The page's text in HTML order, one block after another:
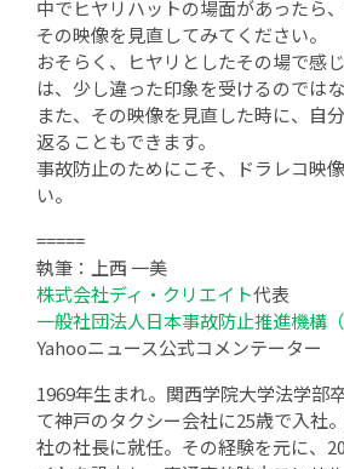
中でヒヤリハットの場面があったら
その映像を見直してみてください。
おそらく、ヒヤリとしたその場で感
は、少し違った印象を受けるのでは
また、その映像を見直した時に、自
返ることもできます。
事故防止のためにこそ、ドラレコ映
い。
=====
執筆：上西 一美
株式会社ディ・クリエイト代表
一般社団法人日本事故防止推進機構（
Yahooニュース公式コメンテーター
1969年生まれ。関西学院大学法学部
て神戸のタクシー会社に25歳で入社
社の社長に就任。その経験を元に、